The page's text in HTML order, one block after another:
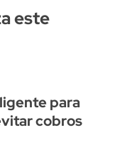
este
para
cobros